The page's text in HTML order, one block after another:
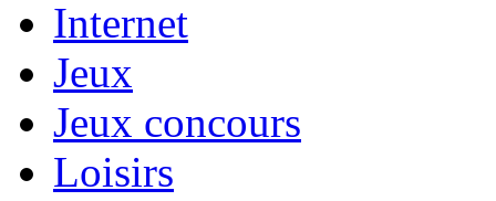
Internet
Jeux
Jeux concours
Loisirs